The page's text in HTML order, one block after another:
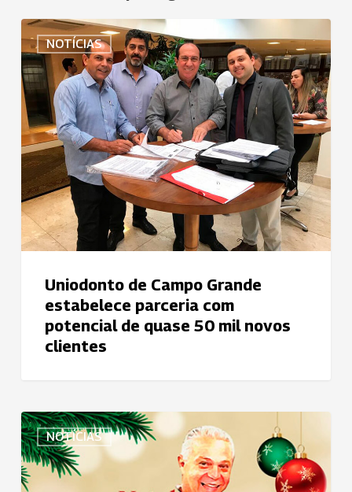
NOTÍCIAS
Uniodonto
de
Campo
Grande
estabelece
parceria
com
potencial
de
quase
50
mil
clientesUniodonto de Campo Grande
estabelece parceria com
potencial de quase 50 mil novos
clientes
NOTÍCIAS
Uniodonto
Uberlândia
arrecada
alimentos